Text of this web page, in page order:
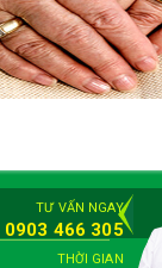
TƯ VẤN NGAY
0903 466 305
THỜI GIAN